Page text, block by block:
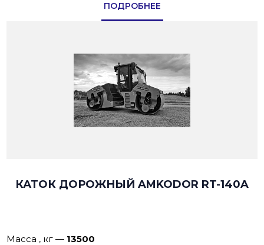
ПОДРОБНЕЕ
КАТОК ДОРОЖНЫЙ AMKODOR RT-140A
Масса , кг — 13500